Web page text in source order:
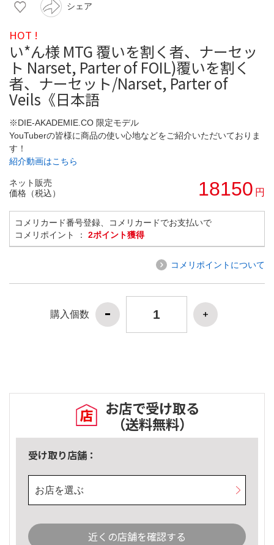
シェア
HOT !
い*ん様 MTG 覆いを割く者、ナーセッ
ト Narset, Parter of FOIL)覆いを割く
者、ナーセット/Narset, Parter of
Veils《日本語
※DIE-AKADEMIE.CO 限定モデル
YouTuberの皆様に商品の使い心地などをご紹介いただいておりま
す！
紹介動画はこちら
ネット販売
価格（税込）
18150 円
コメリカード番号登録、コメリカードでお支払いで
コメリポイント ： 2ポイント獲得
コメリポイントについて
購入個数
お店で受け取る
（送料無料）
受け取り店舗：
お店を選ぶ
近くの店舗を確認する